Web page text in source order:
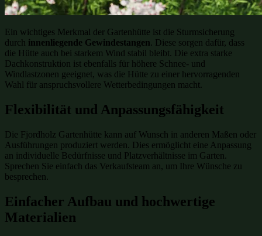
Ein wichtiges Merkmal der Gartenhütte ist die Sturmsicherung
durch innenliegende Gewindestangen. Diese sorgen dafür, dass
die Hütte auch bei starkem Wind stabil bleibt. Die extra starke
Dachkonstruktion ist ebenfalls für höhere Schnee- und
Windlastzonen geeignet, was die Hütte zu einer hervorragenden
Wahl für anspruchsvollere Wetterbedingungen macht.
Flexibilität und Anpassungsfähigkeit
Die Fjordholz Gartenhütte kann auf Wunsch in anderen Maßen oder
Ausführungen produziert werden. Dies ermöglicht eine Anpassung
an individuelle Bedürfnisse und Platzverhältnisse im Garten.
Sprechen Sie einfach das Verkaufsteam an, um Ihre Wünsche zu
besprechen.
Einfacher Aufbau und hochwertige
Materialien